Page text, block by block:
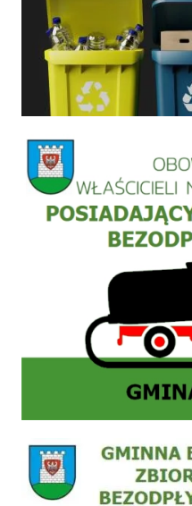
Informacja szamba
Zgłoszenie do ewidencji zbiornika